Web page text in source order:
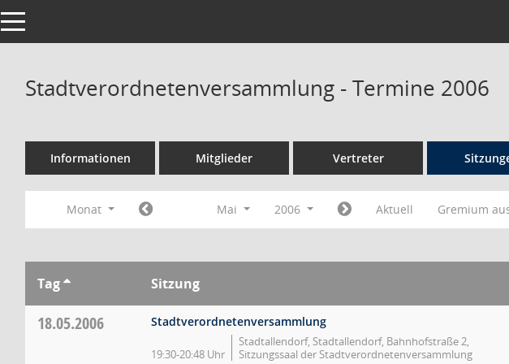
Toggle navigation
Stadtverordnetenversammlung - Termine 2006
Informationen Mitglieder Vertreter
Monat Mai 2006 Aktuell Gremium
Tag Sitzung
18.05.2006 Stadtverordnetenversammlung
19:30-20:48 Uhr
Stadtallendorf, Stadtallendorf, Bahnhofstraße 2,
Sitzungssaal der Stadtverordnetenversammlung